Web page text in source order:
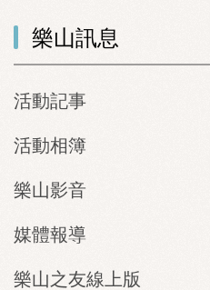
樂山訊息
活動記事
活動相簿
樂山影音
媒體報導
樂山之友線上版